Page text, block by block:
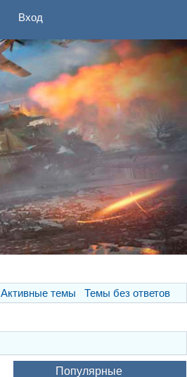
Вход
Активные темы Темы без ответов
Популярные